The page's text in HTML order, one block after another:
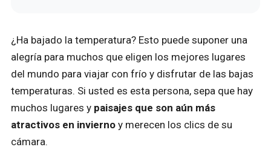
¿Ha bajado la temperatura? Esto puede suponer una
alegría para muchos que eligen los mejores lugares
del mundo para viajar con frío y disfrutar de las bajas
temperaturas. Si usted es esta persona, sepa que hay
muchos lugares y paisajes que son aún más
atractivos en invierno y merecen los clics de su
cámara.